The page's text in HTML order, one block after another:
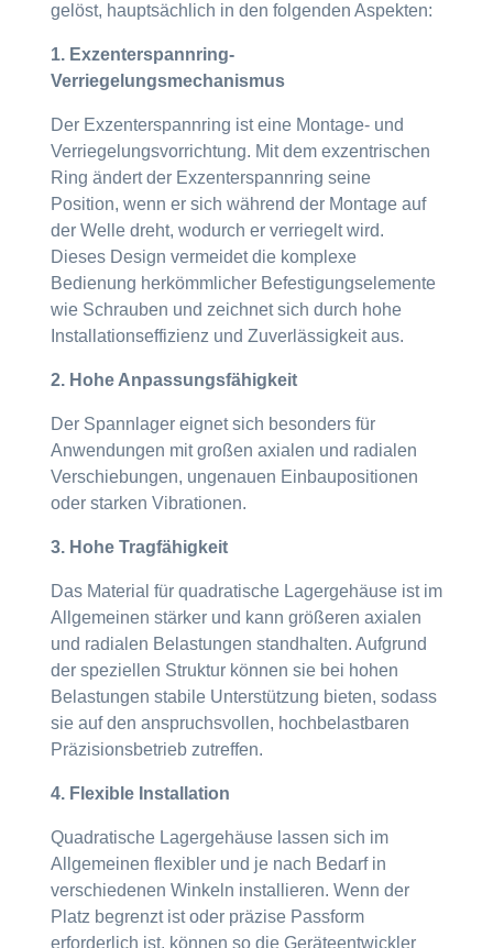
gelöst, hauptsächlich in den folgenden Aspekten:
1. Exzenterspannring-
Verriegelungsmechanismus
Der Exzenterspannring ist eine Montage- und
Verriegelungsvorrichtung. Mit dem exzentrischen
Ring ändert der Exzenterspannring seine
Position, wenn er sich während der Montage auf
der Welle dreht, wodurch er verriegelt wird.
Dieses Design vermeidet die komplexe
Bedienung herkömmlicher Befestigungselemente
wie Schrauben und zeichnet sich durch hohe
Installationseffizienz und Zuverlässigkeit aus.
2. Hohe Anpassungsfähigkeit
Der Spannlager eignet sich besonders für
Anwendungen mit großen axialen und radialen
Verschiebungen, ungenauen Einbaupositionen
oder starken Vibrationen.
3. Hohe Tragfähigkeit
Das Material für quadratische Lagergehäuse ist im
Allgemeinen stärker und kann größeren axialen
und radialen Belastungen standhalten. Aufgrund
der speziellen Struktur können sie bei hohen
Belastungen stabile Unterstützung bieten, sodass
sie auf den anspruchsvollen, hochbelastbaren
Präzisionsbetrieb zutreffen.
4. Flexible Installation
Quadratische Lagergehäuse lassen sich im
Allgemeinen flexibler und je nach Bedarf in
verschiedenen Winkeln installieren. Wenn der
Platz begrenzt ist oder präzise Passform
erforderlich ist, können so die Geräteentwickler